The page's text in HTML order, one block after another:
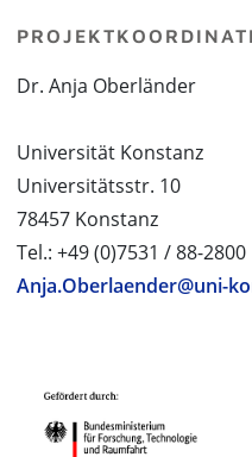
Dr. Anja Oberländer
Universität Konstanz
Universitätsstr. 10
78457 Konstanz
Tel.: +49 (0)7531 / 88-2800
Anja.Oberlaender@uni-